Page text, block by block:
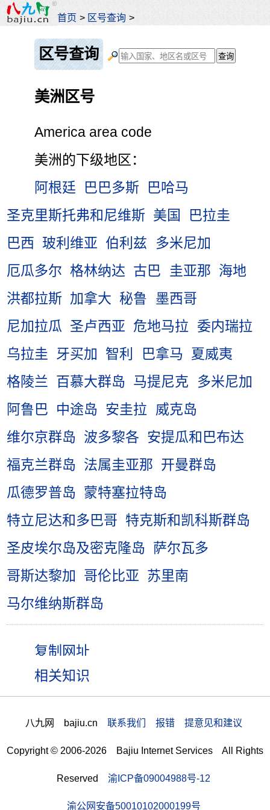
首页 > 区号查询 >
区号查询
美洲区号
America area code
美洲的下级地区：
阿根廷
巴巴多斯
巴哈马
圣克里斯托弗和尼维斯 美国
巴拉圭
巴西 玻利维亚 伯利兹
多米尼加
厄瓜多尔 格林纳达 古巴 圭亚那 海地
洪都拉斯 加拿大 秘鲁
墨西哥
尼加拉瓜
圣卢西亚 危地马拉
委内瑞拉
乌拉圭
牙买加 智利 巴拿马
夏威夷
格陵兰
百慕大群岛 马提尼克
多米尼加
阿鲁巴
中途岛 安圭拉
威克岛
维尔京群岛 波多黎各 安提瓜和巴布达
福克兰群岛 法属圭亚那 开曼群岛
瓜德罗普岛 蒙特塞拉特岛
特立尼达和多巴哥 特克斯和凯科斯群岛
圣皮埃尔岛及密克隆岛 萨尔瓦多
哥斯达黎加
哥伦比亚 苏里南
马尔维纳斯群岛
相关知识
八九网 bajiu.cn 联系我们 报错 提意见和建议
Copyright © 2006-2026 Bajiu Internet Services All Rights
Reserved 渝ICP备09004988号-12
渝公网安备50010102000199号